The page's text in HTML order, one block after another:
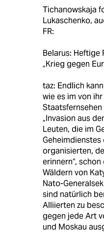
Tichanowskaja
Lukaschenko,
FR:
Belarus: Heftige
„Krieg gegen
taz: Endlich
wie es im von
„Invasion aus
Leuten, die im
Geheimdienstes
organisierten,
erinnern“,
Wäldern von
Nato-
sind natürlich
Alliierten zu
gegen jede Art
und Moskau